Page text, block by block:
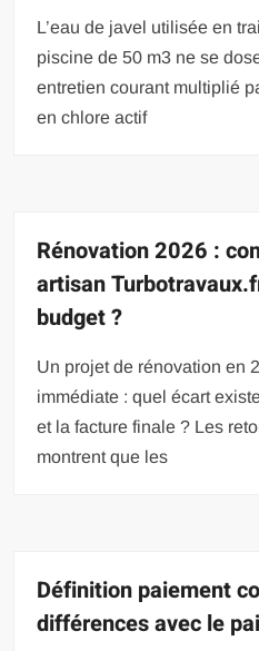
L’eau de javel utilisée en
piscine de 50 m3 ne se
entretien courant multiplié
en chlore actif
Rénovation 2026 :
artisan
budget ?
Un projet de rénovation en
immédiate : quel écart
et la facture finale ? Les
montrent que les
Définition paiement
différences avec le